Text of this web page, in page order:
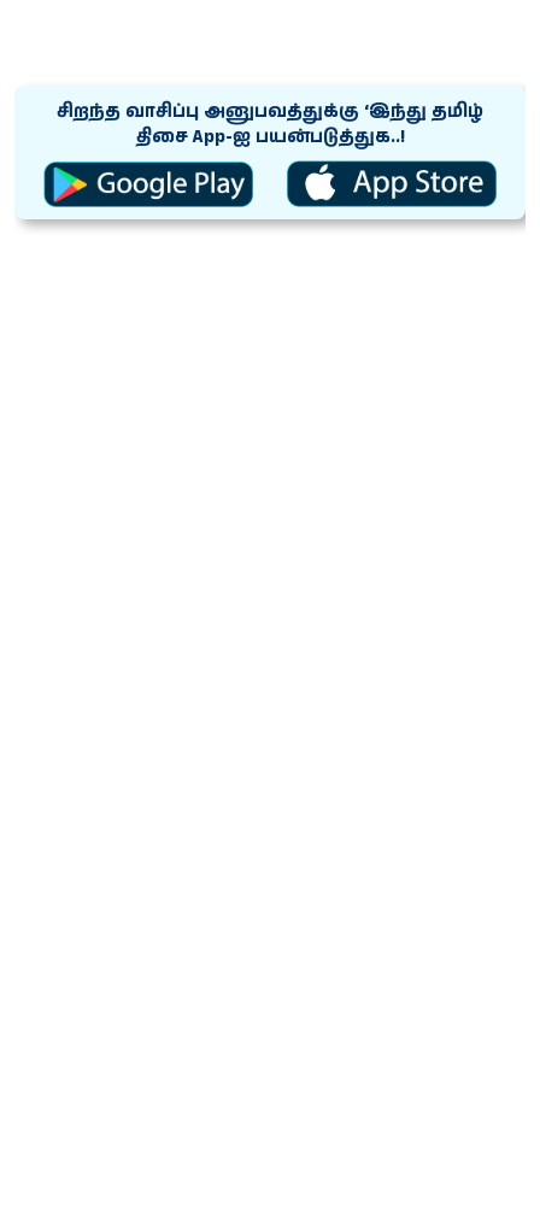
சிறந்த வாசிப்பு அனுபவத்துக்கு ‘இந்து தமிழ்
திசை App-ஐ பயன்படுத்துக..!